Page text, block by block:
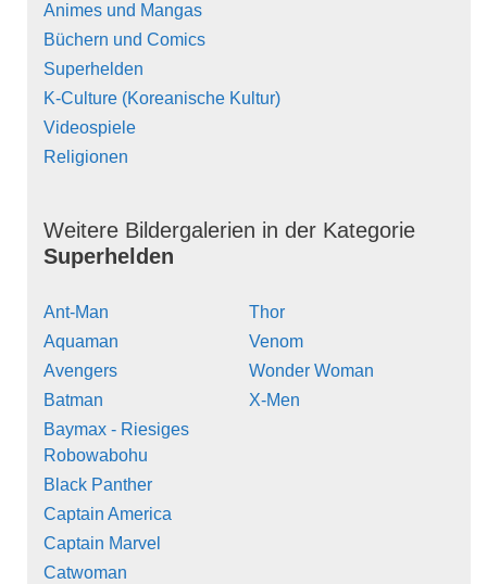
Animes und Mangas
Büchern und Comics
Superhelden
K-Culture (Koreanische Kultur)
Videospiele
Religionen
Weitere Bildergalerien in der Kategorie
Superhelden
Ant-Man
Aquaman
Avengers
Batman
Baymax - Riesiges
Robowabohu
Black Panther
Captain America
Captain Marvel
Catwoman
Thor
Venom
Wonder Woman
X-Men